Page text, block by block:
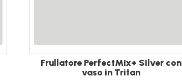
Frullatore PerfectMix+ Silver con
vaso in Tritan